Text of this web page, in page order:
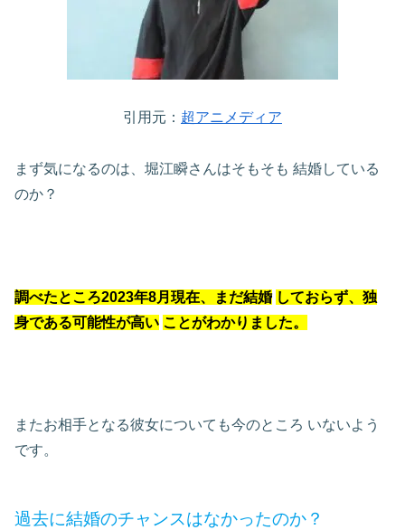
引用元： 超アニメディア
まず気になるのは、堀江瞬さんはそもそも 結婚している
のか？
調べたところ2023年8月現在、まだ結婚 しておらず、独
身である可能性が高い ことがわかりました。
またお相手となる彼女についても今のところ いないよう
です。
過去に結婚のチャンスはなかったのか？